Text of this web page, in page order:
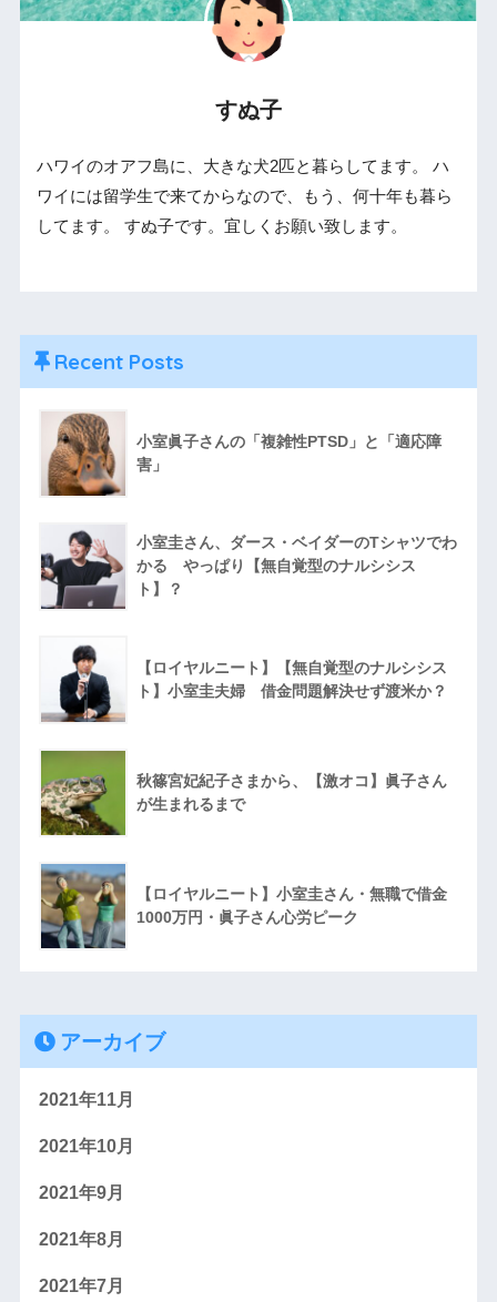
すぬ子
ハワイのオアフ島に、大きな犬2匹と暮らしてます。 ハ
ワイには留学生で来てからなので、もう、何十年も暮ら
してます。 すぬ子です。宜しくお願い致します。
Recent Posts
小室眞子さんの「複雑性PTSD」と「適応障
害」
小室圭さん、ダース・ベイダーのTシャツでわ
かる やっぱり【無自覚型のナルシシス
ト】？
【ロイヤルニート】【無自覚型のナルシシス
ト】小室圭夫婦 借金問題解決せず渡米か？
秋篠宮妃紀子さまから、【激オコ】眞子さん
が生まれるまで
【ロイヤルニート】小室圭さん・無職で借金
1000万円・眞子さん心労ピーク
アーカイブ
2021年11月
2021年10月
2021年9月
2021年8月
2021年7月